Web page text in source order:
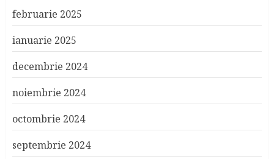
februarie 2025
ianuarie 2025
decembrie 2024
noiembrie 2024
octombrie 2024
septembrie 2024